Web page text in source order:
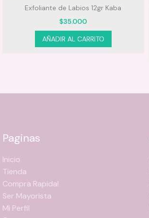
Exfoliante de Labios 12gr Kaba
$35.000
AÑADIR AL CARRITO
Paginas
Inicio
Tienda
Compra Rapida!
Ser Mayorista
Mi Perfil